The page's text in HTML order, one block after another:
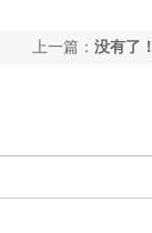
上一篇： 没有了！